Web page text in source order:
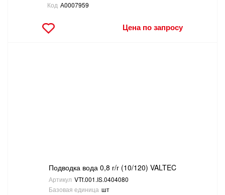
Код А0007959
Цена по запросу
Подводка вода 0,8 г/г (10/120) VALTEC
Артикул VTf.001.IS.0404080
Базовая единица шт